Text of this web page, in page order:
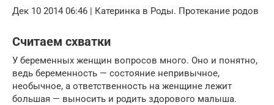
Дек 10 2014 06:46 | Катеринка в Роды. Протекание родов
Считаем схватки
У беременных женщин вопросов много. Оно и понятно,
ведь беременность — состояние непривычное,
необычное, а ответственность на женщине лежит
большая — выносить и родить здорового малыша.